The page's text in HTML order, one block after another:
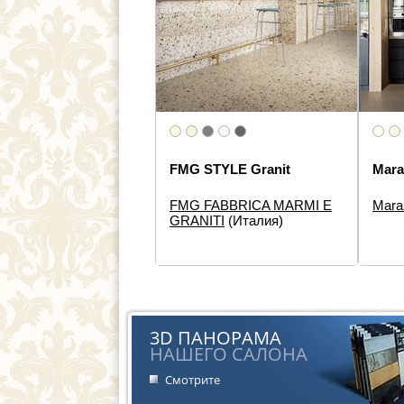
FMG STYLE Granit
Размеры:30×30
FMG FABBRICA MARMI E
GRANITI (Италия)
3D ПАНОРАМА
НАШЕГО САЛОНА
Смотрите